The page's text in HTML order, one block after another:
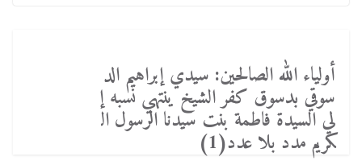
أولياء الله الصالحين: سيدي إبراهيم الد
سوقي بدسوق كفر الشيخ ينتهي نسبه إ
لي السيدة فاطمة بنت سيدنا الرسول ال
كريم مدد بلا عدد(1)